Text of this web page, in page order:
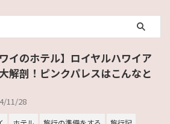
ワイのホテル】ロイヤルハワイア
解剖！ピンクパレスはこんなと
11/28